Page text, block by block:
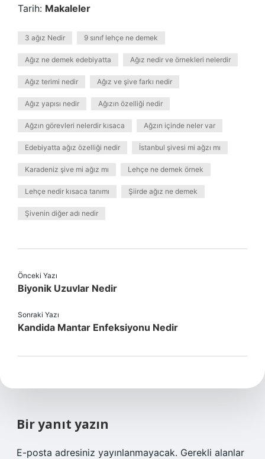
Tarih: Makaleler
3 ağız Nedir 9 sınıf lehçe ne demek
Ağız ne demek edebiyatta Ağız nedir ve örnekleri nelerdir
Ağız terimi nedir Ağız ve şive farkı nedir
Ağız yapısı nedir Ağızın özelliği nedir
Ağzın görevleri nelerdir kısaca Ağzın içinde neler var
Edebiyatta ağız özelliği nedir İstanbul şivesi mi ağzı mı
Karadeniz şive mi ağız mı Lehçe ne demek örnek
Lehçe nedir kısaca tanımı Şiirde ağız ne demek
Şivenin diğer adı nedir
Önceki Yazı
Biyonik Uzuvlar Nedir
Sonraki Yazı
Kandida Mantar Enfeksiyonu Nedir
Bir yanıt yazın
E-posta adresiniz yayınlanmayacak. Gerekli alanlar